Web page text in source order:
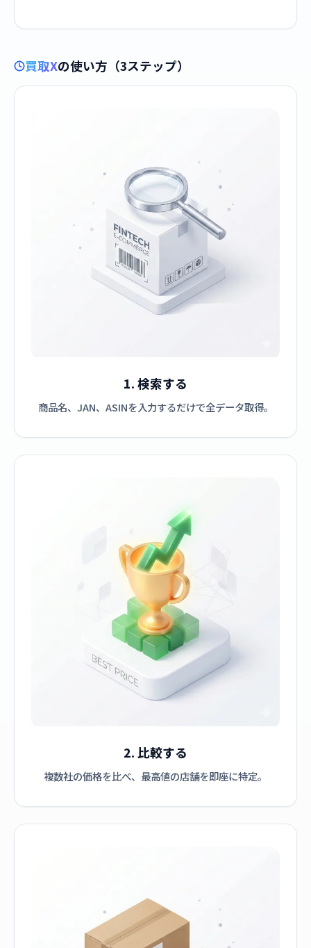
買取Xの使い方（3ステップ）
1. 検索する
商品名、JAN、ASINを入力するだけで全データ取得。
2. 比較する
複数社の価格を比べ、最高値の店舗を即座に特定。